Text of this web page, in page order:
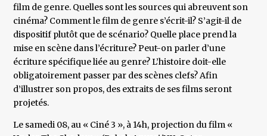
film de genre. Quelles sont les sources qui abreuvent son
cinéma? Comment le film de genre s’écrit-il? S’agit-il de
dispositif plutôt que de scénario? Quelle place prend la
mise en scène dans l’écriture? Peut-on parler d’une
écriture spécifique liée au genre? L’histoire doit-elle
obligatoirement passer par des scènes clefs? Afin
d’illustrer son propos, des extraits de ses films seront
projetés.
Le samedi 08, au « Ciné 3 », à 14h, projection du film «